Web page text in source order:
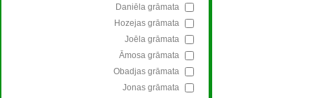
Daniēla grāmata
Hozejas grāmata
Joēla grāmata
Āmosa grāmata
Obadjas grāmata
Jonas grāmata